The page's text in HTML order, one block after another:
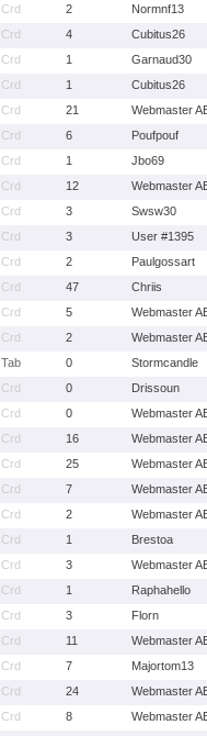
Crd 2
Normnf13
Crd 4
Cubitus26
Crd 1
Garnaud30
Crd 1
Cubitus26
Crd 21
Webmaster
Crd 6
Poufpouf
Crd 1
Jbo69
Crd 12
Webmaster
Crd 3
Swsw30
Crd 3
User #1395
Crd 2
Paulgossart
Crd 47
Chriis
Crd 5
Webmaster
Crd 2
Webmaster
Tab 0
Stormcandle
Crd 0
Drissoun
Crd 0
Webmaster
Crd 16
Webmaster
Crd 25
Webmaster
Crd 7
Webmaster
Crd 2
Webmaster
Crd 1
Brestoa
Crd 3
Webmaster
Crd 1
Raphahello
Crd 3
Florn
Crd 11
Webmaster
Crd 7
Majortom13
Crd 24
Webmaster
Crd 8
Webmaster